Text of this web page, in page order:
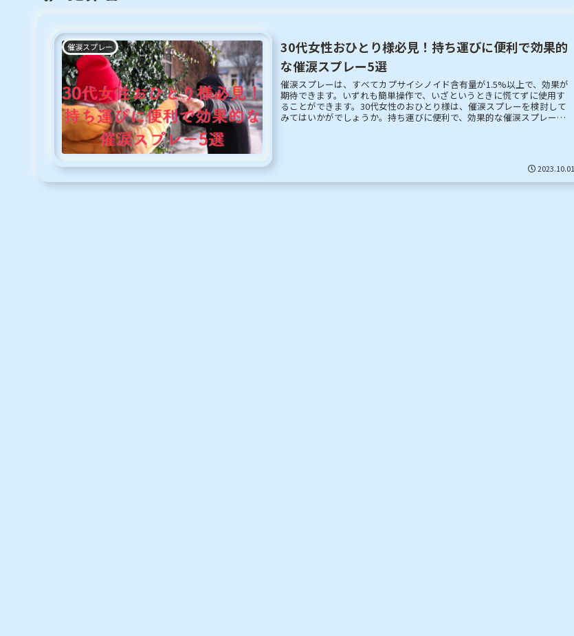
催涙スプレー
30代女性おひとり様必見！持ち運びに便利で効果的
な催涙スプレー5選
催涙スプレーは、すべてカプサイシノイド含有量が1.5%以上で、効果が
期待できます。いずれも簡単操作で、いざというときに慌てずに使用す
ることができます。30代女性のおひとり様は、催涙スプレーを検討して
みてはいかがでしょうか。持ち運びに便利で、効果的な催涙スプレー
2023.10.01